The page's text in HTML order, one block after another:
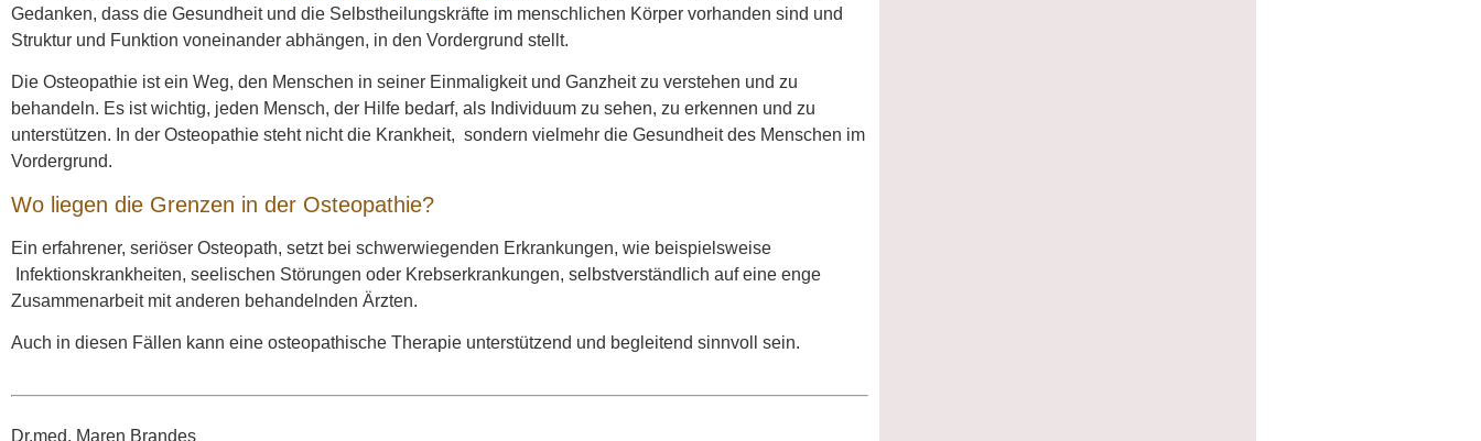
Gedanken, dass die Gesundheit und die Selbstheilungskräfte im menschlichen Körper vorhanden sind und
Struktur und Funktion voneinander abhängen, in den Vordergrund stellt.
Die Osteopathie ist ein Weg, den Menschen in seiner Einmaligkeit und Ganzheit zu verstehen und zu
behandeln. Es ist wichtig, jeden Mensch, der Hilfe bedarf, als Individuum zu sehen, zu erkennen und zu
unterstützen. In der Osteopathie steht nicht die Krankheit, sondern vielmehr die Gesundheit des Menschen im
Vordergrund.
Wo liegen die Grenzen in der Osteopathie?
Ein erfahrener, seriöser Osteopath, setzt bei schwerwiegenden Erkrankungen, wie beispielsweise
Infektionskrankheiten, seelischen Störungen oder Krebserkrankungen, selbstverständlich auf eine enge
Zusammenarbeit mit anderen behandelnden Ärzten.
Auch in diesen Fällen kann eine osteopathische Therapie unterstützend und begleitend sinnvoll sein.
Dr.med. Maren Brandes